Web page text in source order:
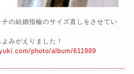
の結婚指輪のサイズ直しをさせてい
みがえりました！
photo/album/611989